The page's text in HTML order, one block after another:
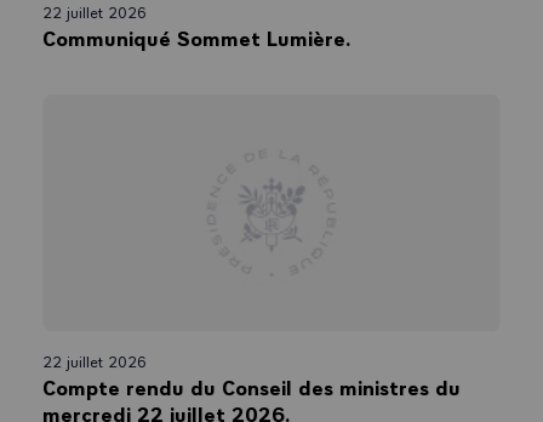
22 juillet 2026
Communiqué Sommet Lumière.
22 juillet 2026
Compte rendu du Conseil des ministres du
mercredi 22 juillet 2026.